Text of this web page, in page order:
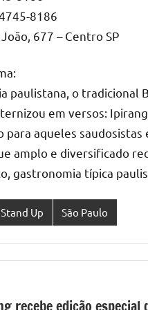
8186
677 – Centro SP
paulistana, o tradicional
em versos:
para aqueles
amplo e diversificado
gastronomia típica
Up São Paulo